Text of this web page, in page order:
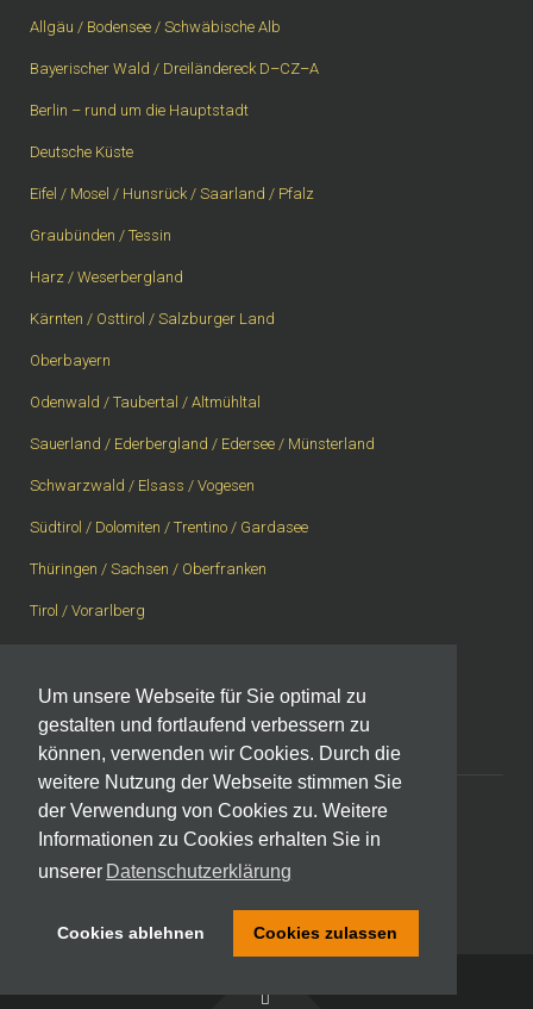
Um unsere Webseite für Sie optimal zu
gestalten und fortlaufend verbessern zu
können, verwenden wir Cookies. Durch die
weitere Nutzung der Webseite stimmen Sie
der Verwendung von Cookies zu. Weitere
Informationen zu Cookies erhalten Sie in
unserer Datenschutzerklärung
Cookies ablehnen Cookies zulassen
Allgäu / Bodensee / Schwäbische Alb
Bayerischer Wald / Dreiländereck D–CZ–A
Berlin – rund um die Hauptstadt
Deutsche Küste
Eifel / Mosel / Hunsrück / Saarland / Pfalz
Graubünden / Tessin
Harz / Weserbergland
Kärnten / Osttirol / Salzburger Land
Oberbayern
Odenwald / Taubertal / Altmühltal
Sauerland / Ederbergland / Edersee / Münsterland
Schwarzwald / Elsass / Vogesen
Südtirol / Dolomiten / Trentino / Gardasee
Thüringen / Sachsen / Oberfranken
Tirol / Vorarlberg
Westerwald / Rheingau / Taunus
Westschweiz, Wallis, Berner Oberland
Impressum|Datenschutzerklärung